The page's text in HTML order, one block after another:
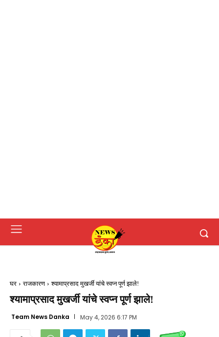
घर राजकारण श्यामाप्रसाद मुखर्जी यांचे स्वप्न पूर्ण झाले!
श्यामाप्रसाद मुखर्जी यांचे स्वप्न पूर्ण झाले!
Team News Danka May 4, 2026 6:17 PM